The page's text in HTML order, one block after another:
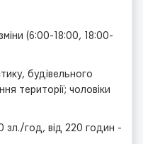
(6:00-18:00, 18:00-
будівельного
території; чоловіки
зл./год, від 220 годин -